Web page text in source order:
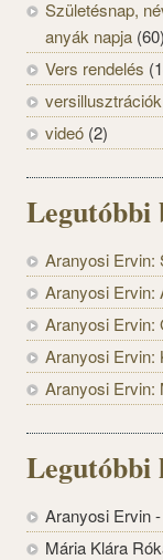
Születésnap,
anyák napja (60)
Vers rendelés
versillusztrációk
videó (2)
Legutóbbi
Aranyosi Ervin:
Aranyosi Ervin:
Aranyosi Ervin:
Aranyosi Ervin:
Aranyosi Ervin:
Legutóbbi
Aranyosi Ervin-
Mária Klára